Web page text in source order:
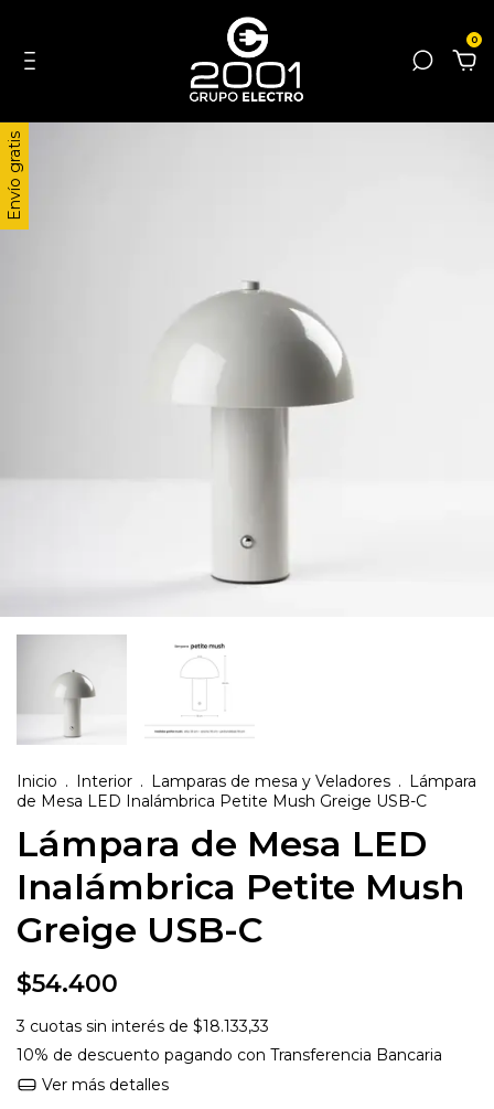
0
Envío gratis
Inicio . Interior . Lamparas de mesa y Veladores . Lámpara
de Mesa LED Inalámbrica Petite Mush Greige USB-C
Lámpara de Mesa LED
Inalámbrica Petite Mush
Greige USB-C
$54.400
3 cuotas sin interés de $18.133,33
10% de descuento pagando con Transferencia Bancaria
Ver más detalles